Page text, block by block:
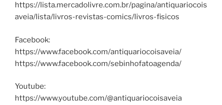
https://lista.mercadolivre.com.br/pagina/antiquariocois
aveia/lista/livros-revistas-comics/livros-fisicos
Facebook:
https://www.facebook.com/antiquariocoisaveia/
https://www.facebook.com/sebinhofatoagenda/
Youtube:
https://www.youtube.com/@antiquariocoisaveia